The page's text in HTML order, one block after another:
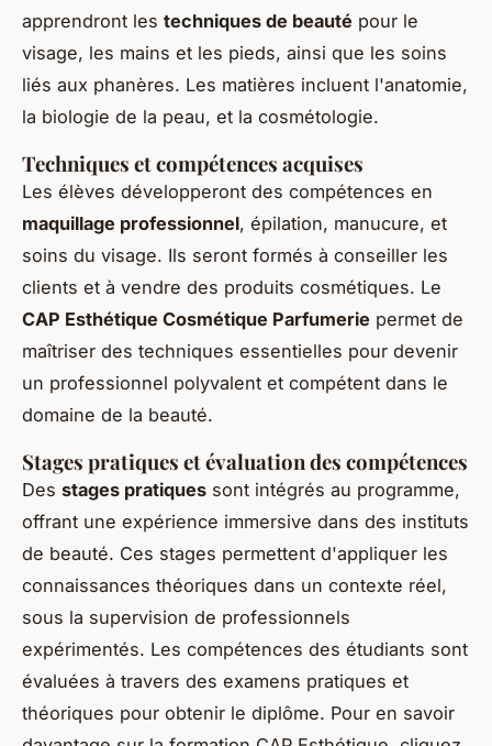
apprendront les techniques de beauté pour le
visage, les mains et les pieds, ainsi que les soins
liés aux phanères. Les matières incluent l'anatomie,
la biologie de la peau, et la cosmétologie.
Techniques et compétences acquises
Les élèves développeront des compétences en
maquillage professionnel, épilation, manucure, et
soins du visage. Ils seront formés à conseiller les
clients et à vendre des produits cosmétiques. Le
CAP Esthétique Cosmétique Parfumerie permet de
maîtriser des techniques essentielles pour devenir
un professionnel polyvalent et compétent dans le
domaine de la beauté.
Stages pratiques et évaluation des compétences
Des stages pratiques sont intégrés au programme,
offrant une expérience immersive dans des instituts
de beauté. Ces stages permettent d'appliquer les
connaissances théoriques dans un contexte réel,
sous la supervision de professionnels
expérimentés. Les compétences des étudiants sont
évaluées à travers des examens pratiques et
théoriques pour obtenir le diplôme. Pour en savoir